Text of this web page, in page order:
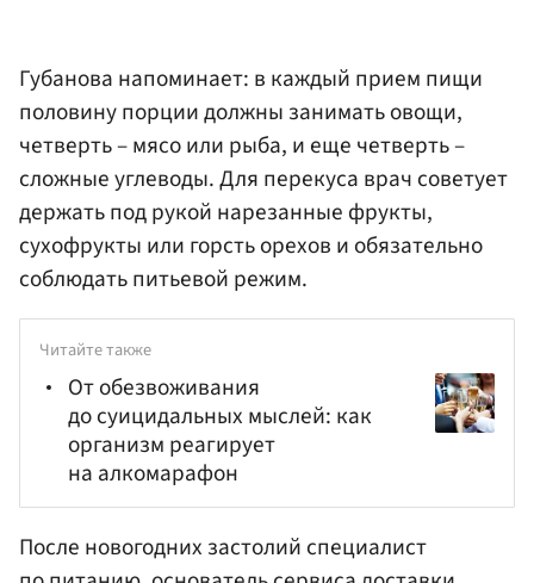
Губанова напоминает: в каждый прием пищи
половину порции должны занимать овощи,
четверть – мясо или рыба, и еще четверть –
сложные углеводы. Для перекуса врач советует
держать под рукой нарезанные фрукты,
сухофрукты или горсть орехов и обязательно
соблюдать питьевой режим.
Читайте также
От обезвоживания
до суицидальных мыслей: как
организм реагирует
на алкомарафон
После новогодних застолий специалист